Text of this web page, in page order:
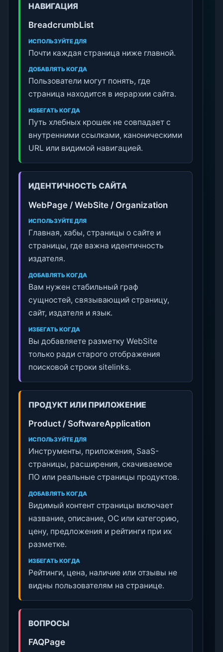
НАВИГАЦИЯ
BreadcrumbList
ИСПОЛЬЗУЙТЕ ДЛЯ
Почти каждая страница ниже главной.
ДОБАВЛЯТЬ КОГДА
Пользователи могут понять, где
страница находится в иерархии сайта.
ИЗБЕГАТЬ КОГДА
Путь хлебных крошек не совпадает с
внутренними ссылками, каноническими
URL или видимой навигацией.
ИДЕНТИЧНОСТЬ САЙТА
WebPage / WebSite / Organization
ИСПОЛЬЗУЙТЕ ДЛЯ
Главная, хабы, страницы о сайте и
страницы, где важна идентичность
издателя.
ДОБАВЛЯТЬ КОГДА
Вам нужен стабильный граф
сущностей, связывающий страницу,
сайт, издателя и язык.
ИЗБЕГАТЬ КОГДА
Вы добавляете разметку WebSite
только ради старого отображения
поисковой строки sitelinks.
ПРОДУКТ ИЛИ ПРИЛОЖЕНИЕ
Product / SoftwareApplication
ИСПОЛЬЗУЙТЕ ДЛЯ
Инструменты, приложения, SaaS-
страницы, расширения, скачиваемое
ПО или реальные страницы продуктов.
ДОБАВЛЯТЬ КОГДА
Видимый контент страницы включает
название, описание, ОС или категорию,
цену, предложения и рейтинги при их
разметке.
ИЗБЕГАТЬ КОГДА
Рейтинги, цена, наличие или отзывы не
видны пользователям на странице.
ВОПРОСЫ
FAQPage